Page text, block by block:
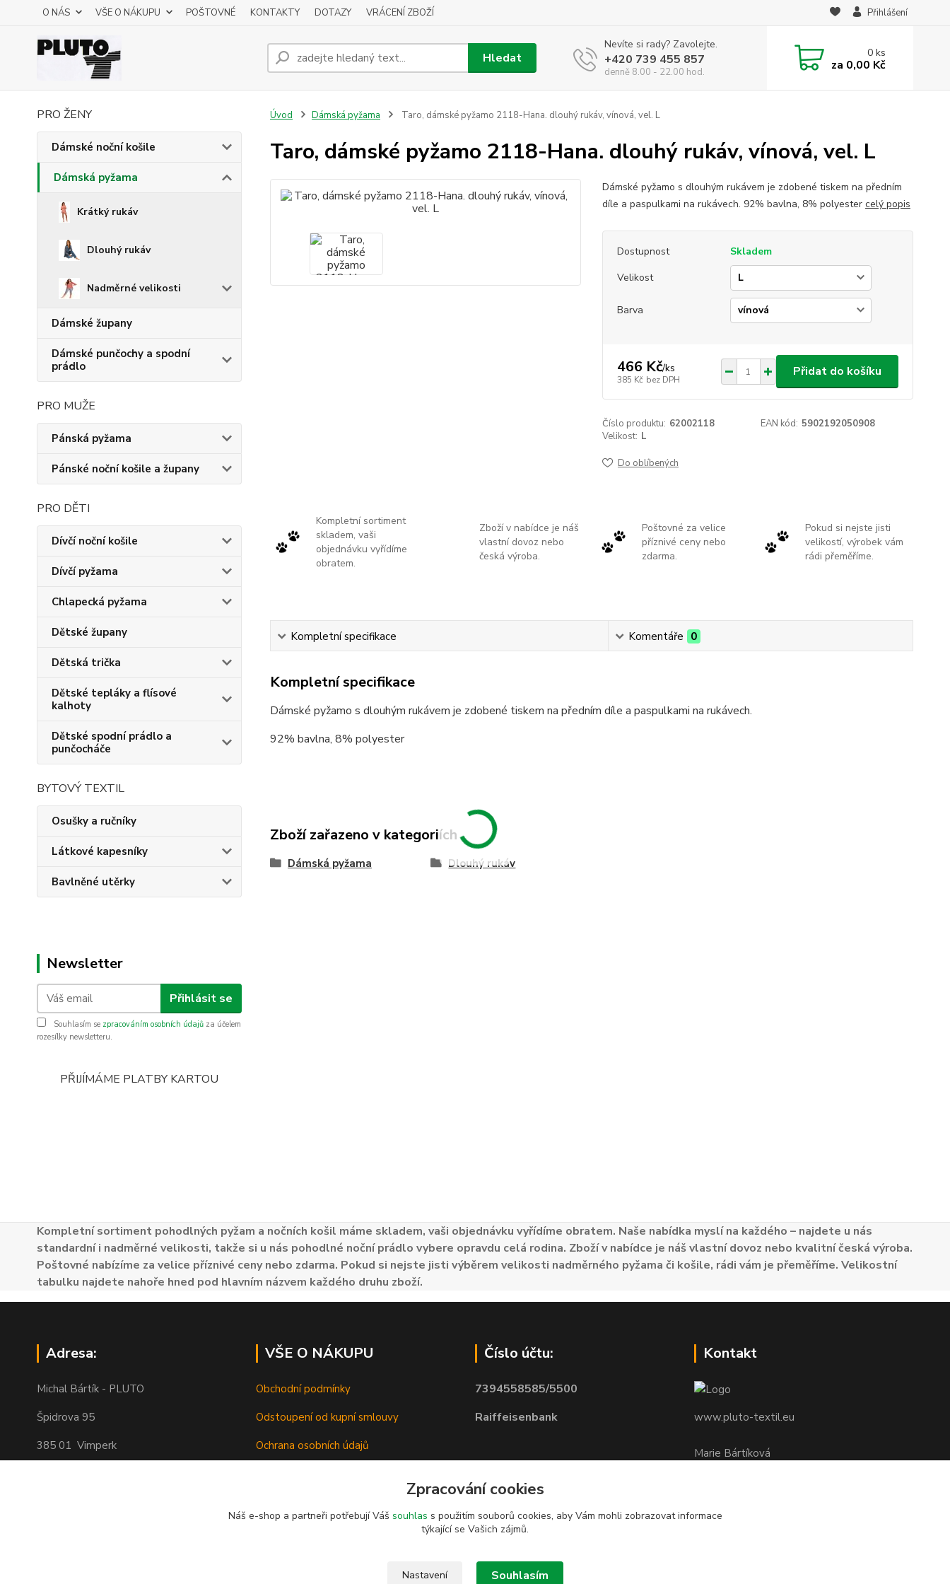
O NÁS VŠE O NÁKUPU POŠTOVNÉ KONTAKTY DOTAZY VRÁCENÍ ZBOŽÍ Přihlášení
Hledat
Nevíte si rady? Zavolejte.
+420 739 455 857
denně 8.00 - 22.00 hod.
0ks
za 0,00 Kč
PRO ŽENY
Dámské noční košile
Dámská pyžama
Krátký rukáv
Dlouhý rukáv
Nadměrné velikosti
Dámské župany
Dámské punčochy a spodní
prádlo
PRO MUŽE
Pánská pyžama
Pánské noční košile a župany
PRO DĚTI
Dívčí noční košile
Dívčí pyžama
Chlapecká pyžama
Dětské župany
Dětská trička
Dětské tepláky a flísové
kalhoty
Dětské spodní prádlo a
punčocháče
BYTOVÝ TEXTIL
Osušky a ručníky
Látkové kapesníky
Bavlněné utěrky
Newsletter
Přihlásit se
Souhlasím se zpracováním osobních údajů za účelem
rozesílky newsletteru.
PŘIJÍMÁME PLATBY KARTOU
Úvod Dámská pyžama Taro, dámské pyžamo 2118-Hana. dlouhý rukáv, vínová, vel. L
Taro, dámské pyžamo 2118-Hana. dlouhý rukáv, vínová, vel. L
Dámské pyžamo s dlouhým rukávem je zdobené tiskem na předním
díle a paspulkami na rukávech. 92% bavlna, 8% polyester celý popis
Dostupnost
Skladem
Velikost
Barva
466 Kč/ks
385 Kč bez DPH
Přidat do košíku
Číslo produktu: 62002118 EAN kód: 5902192050908
Velikost: L
Do oblíbených
Kompletní sortiment
skladem, vaši
objednávku vyřídíme
obratem.
Zboží v nabídce je náš
vlastní dovoz nebo
česká výroba.
Poštovné za velice
příznivé ceny nebo
zdarma.
Pokud si nejste jisti
velikostí, výrobek vám
rádi přeměříme.
Kompletní specifikace Komentáře 0
Kompletní specifikace
Dámské pyžamo s dlouhým rukávem je zdobené tiskem na předním díle a paspulkami na rukávech.
92% bavlna, 8% polyester
Zboží zařazeno v kategoriích
Dámská pyžama Dlouhý rukáv
Kompletní sortiment pohodlných pyžam a nočních košil máme skladem, vaši objednávku vyřídíme obratem. Naše nabídka myslí na každého – najdete u nás
standardní i nadměrné velikosti, takže si u nás pohodlné noční prádlo vybere opravdu celá rodina. Zboží v nabídce je náš vlastní dovoz nebo kvalitní česká výroba.
Poštovné nabízíme za velice příznivé ceny nebo zdarma. Pokud si nejste jisti výběrem velikosti nadměrného pyžama či košile, rádi vám je přeměříme. Velikostní
tabulku najdete nahoře hned pod hlavním názvem každého druhu zboží.
Adresa:
Michal Bártík - PLUTO
Špidrova 95
385 01 Vimperk
VŠE O NÁKUPU
Obchodní podmínky
Odstoupení od kupní smlouvy
Ochrana osobních údajů
Číslo účtu:
7394558585/5500
Raiffeisenbank
Kontakt
www.pluto-textil.eu
Marie Bártíková
pluto@pluto.eu
Zpracování cookies
Náš e-shop a partneři potřebují Váš souhlas s použitím souborů cookies, aby Vám mohli zobrazovat informace
týkající se Vašich zájmů.
Nastavení Souhlasím